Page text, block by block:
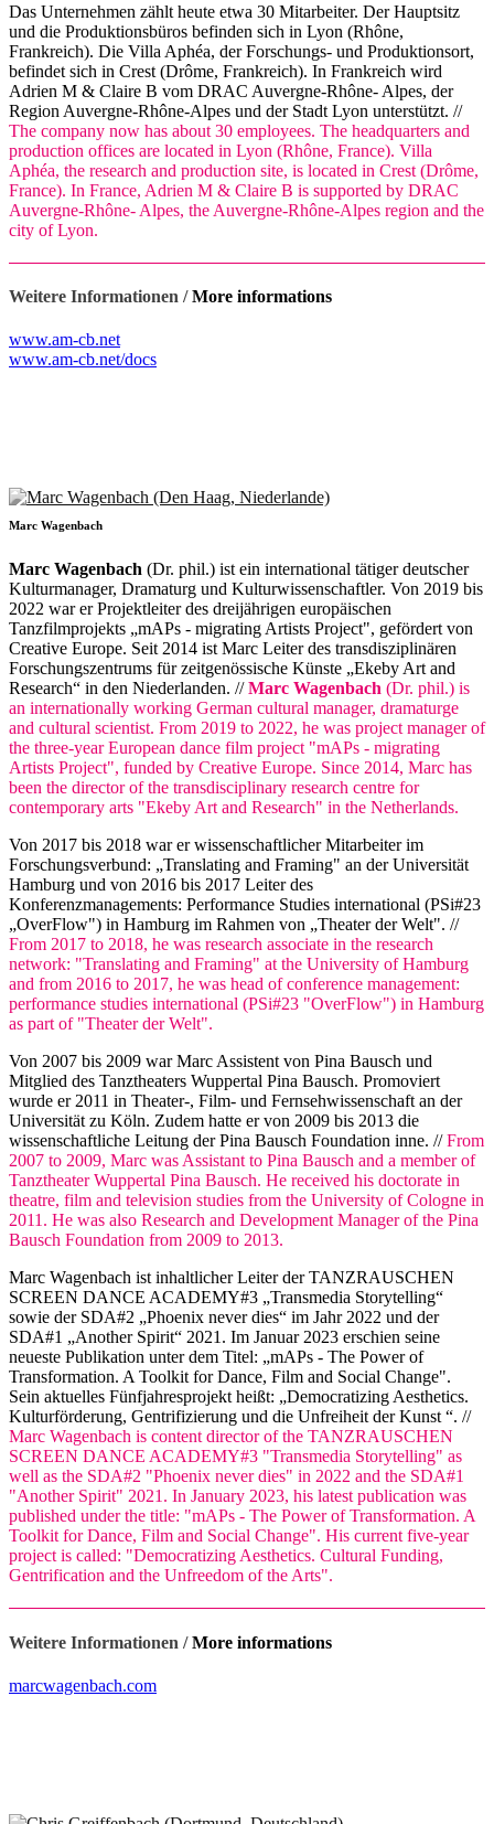
Das Unternehmen zählt heute etwa 30 Mitarbeiter. Der Hauptsitz
und die Produktionsbüros befinden sich in Lyon (Rhône,
Frankreich). Die Villa Aphéa, der Forschungs- und Produktionsort,
befindet sich in Crest (Drôme, Frankreich). In Frankreich wird
Adrien M & Claire B vom DRAC Auvergne-Rhône- Alpes, der
Region Auvergne-Rhône-Alpes und der Stadt Lyon unterstützt. //
The company now has about 30 employees. The headquarters and
production offices are located in Lyon (Rhône, France). Villa
Aphéa, the research and production site, is located in Crest (Drôme,
France). In France, Adrien M & Claire B is supported by DRAC
Auvergne-Rhône- Alpes, the Auvergne-Rhône-Alpes region and the
city of Lyon.
Weitere Informationen /More informations
www.am-cb.net
www.am-cb.net/docs
Marc Wagenbach
Marc Wagenbach (Dr. phil.) ist ein international tätiger deutscher
Kulturmanager, Dramaturg und Kulturwissenschaftler. Von 2019 bis
2022 war er Projektleiter des dreijährigen europäischen
Tanzfilmprojekts „mAPs - migrating Artists Project", gefördert von
Creative Europe. Seit 2014 ist Marc Leiter des transdisziplinären
Forschungszentrums für zeitgenössische Künste „Ekeby Art and
Research“ in den Niederlanden. //Marc Wagenbach (Dr. phil.) is
an internationally working German cultural manager, dramaturge
and cultural scientist. From 2019 to 2022, he was project manager of
the three-year European dance film project "mAPs - migrating
Artists Project", funded by Creative Europe. Since 2014, Marc has
been the director of the transdisciplinary research centre for
contemporary arts "Ekeby Art and Research" in the Netherlands.
Von 2017 bis 2018 war er wissenschaftlicher Mitarbeiter im
Forschungsverbund: „Translating and Framing" an der Universität
Hamburg und von 2016 bis 2017 Leiter des
Konferenzmanagements: Performance Studies international (PSi#23
„OverFlow") in Hamburg im Rahmen von „Theater der Welt". //
From 2017 to 2018, he was research associate in the research
network: "Translating and Framing" at the University of Hamburg
and from 2016 to 2017, he was head of conference management:
performance studies international (PSi#23 "OverFlow") in Hamburg
as part of "Theater der Welt".
Von 2007 bis 2009 war Marc Assistent von Pina Bausch und
Mitglied des Tanztheaters Wuppertal Pina Bausch. Promoviert
wurde er 2011 in Theater-, Film- und Fernsehwissenschaft an der
Universität zu Köln. Zudem hatte er von 2009 bis 2013 die
wissenschaftliche Leitung der Pina Bausch Foundation inne. //From
2007 to 2009, Marc was Assistant to Pina Bausch and a member of
Tanztheater Wuppertal Pina Bausch. He received his doctorate in
theatre, film and television studies from the University of Cologne in
2011. He was also Research and Development Manager of the Pina
Bausch Foundation from 2009 to 2013.
Marc Wagenbach ist inhaltlicher Leiter der TANZRAUSCHEN
SCREEN DANCE ACADEMY#3 „Transmedia Storytelling“
sowie der SDA#2 „Phoenix never dies“ im Jahr 2022 und der
SDA#1 „Another Spirit“ 2021. Im Januar 2023 erschien seine
neueste Publikation unter dem Titel: „mAPs - The Power of
Transformation. A Toolkit for Dance, Film and Social Change".
Sein aktuelles Fünfjahresprojekt heißt: „Democratizing Aesthetics.
Kulturförderung, Gentrifizierung und die Unfreiheit der Kunst “. //
Marc Wagenbach is content director of the TANZRAUSCHEN
SCREEN DANCE ACADEMY#3 "Transmedia Storytelling" as
well as the SDA#2 "Phoenix never dies" in 2022 and the SDA#1
"Another Spirit" 2021. In January 2023, his latest publication was
published under the title: "mAPs - The Power of Transformation. A
Toolkit for Dance, Film and Social Change". His current five-year
project is called: "Democratizing Aesthetics. Cultural Funding,
Gentrification and the Unfreedom of the Arts".
Weitere Informationen /More informations
marcwagenbach.com